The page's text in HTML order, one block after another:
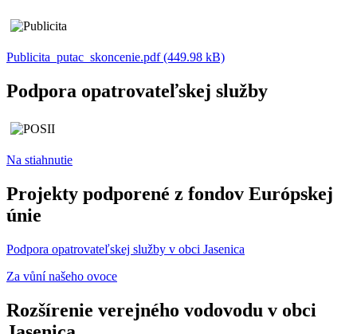
Publicita_putac_skoncenie.pdf (449.98 kB)
Podpora opatrovateľskej služby
Na stiahnutie
Projekty podporené z fondov Európskej
únie
Podpora opatrovateľskej služby v obci Jasenica
Za vůní našeho ovoce
Rozšírenie verejného vodovodu v obci